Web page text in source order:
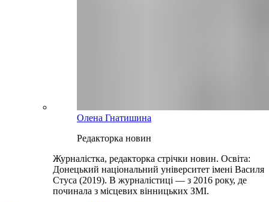
Олена Гнатишина
Редакторка новин
Журналістка, редакторка стрічки новин. Освіта:
Донецький національний університет імені Василя
Стуса (2019). В журналістиці — з 2016 року, де
починала з місцевих вінницьких ЗМІ.